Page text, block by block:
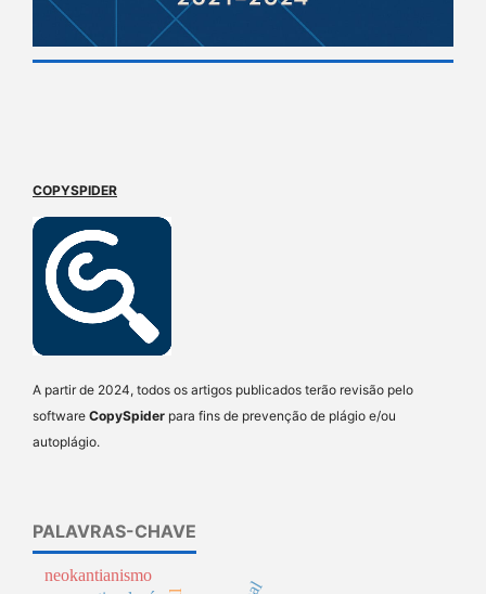
COPYSPIDER
A partir de 2024, todos os artigos publicados terão revisão pelo
software CopySpider para fins de prevenção de plágio e/ou
autoplágio.
PALAVRAS-CHAVE
neokantianismo